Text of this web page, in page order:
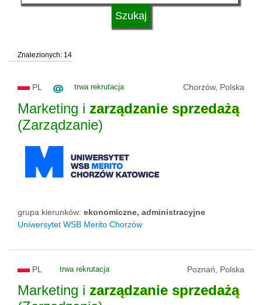
system studiów
Znalezionych: 14
PL trwa rekrutacja Chorzów, Polska
Marketing i zarządzanie sprzedażą
(Zarządzanie)
grupa kierunków: ekonomiczne, administracyjne
Uniwersytet WSB Merito Chorzów
PL trwa rekrutacja Poznań, Polska
Marketing i zarządzanie sprzedażą